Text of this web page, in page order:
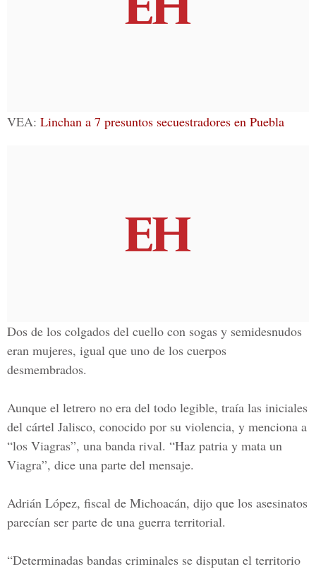
VEA: Linchan a 7 presuntos secuestradores en Puebla
Dos de los colgados del cuello con sogas y semidesnudos
eran mujeres, igual que uno de los cuerpos
desmembrados.
Aunque el letrero no era del todo legible, traía las iniciales
del cártel Jalisco, conocido por su violencia, y menciona a
“los Viagras”, una banda rival. “Haz patria y mata un
Viagra”, dice una parte del mensaje.
Adrián López, fiscal de Michoacán, dijo que los asesinatos
parecían ser parte de una guerra territorial.
“Determinadas bandas criminales se disputan el territorio